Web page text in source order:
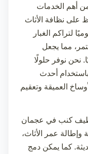
أهم الخدمات
على نظافة الأثاث
لتراكم الغبار
مما يجعل
نحن نوفر حلولًا
باستخدام أحدث
العميقة وتعقيم
كنب في عجمان
عمر الأثاث،
كما يمكن دمج